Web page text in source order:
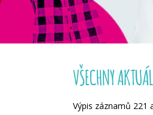
VŠECHNY
Výpis záznamů 221